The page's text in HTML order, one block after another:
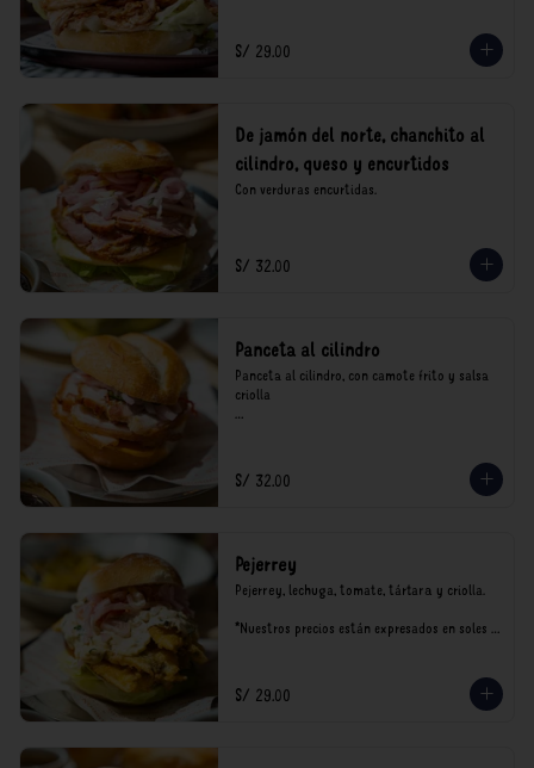
S/ 29.00
De jamón del norte, chanchito al
cilindro, queso y encurtidos
Con verduras encurtidas.
S/ 32.00
Panceta al cilindro
Panceta al cilindro, con camote frito y salsa
criolla
consumo.
S/ 32.00
Pejerrey
Pejerrey, lechuga, tomate, tártara y criolla.
*Nuestros precios están expresados en soles e
S/ 29.00